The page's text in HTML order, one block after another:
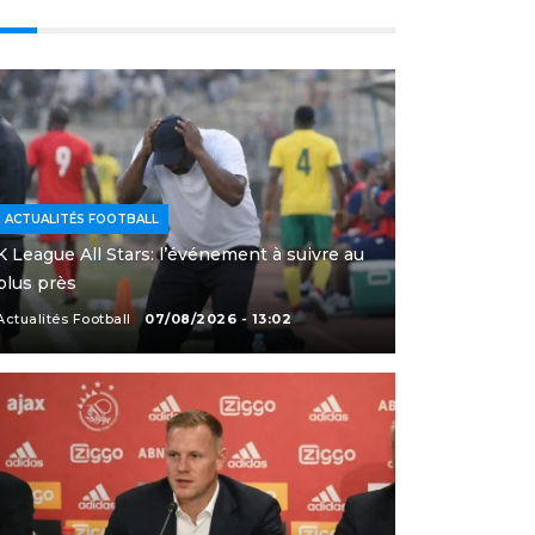
ACTUALITÉS FOOTBALL
League All Stars: l’événement à suivre au
près
Football 07/08/2026 - 13:02